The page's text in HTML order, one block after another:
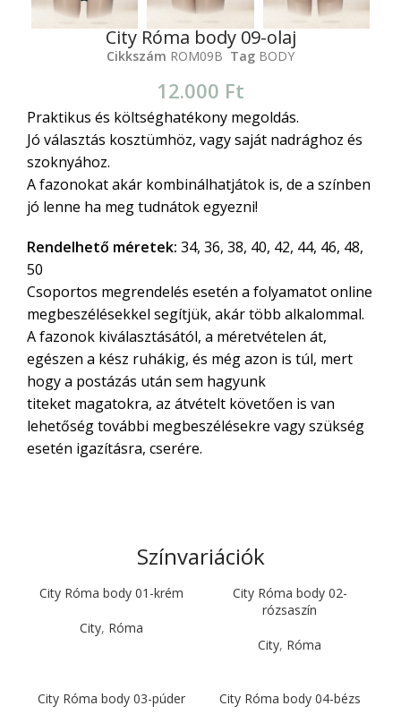
City Róma body 09-olaj
Cikkszám ROM09B Tag BODY
12.000 Ft
Praktikus és költséghatékony megoldás.
Jó választás kosztümhöz, vagy saját nadrághoz és
szoknyához.
A fazonokat akár kombinálhatjátok is, de a színben
jó lenne ha meg tudnátok egyezni!
Rendelhető méretek: 34, 36, 38, 40, 42, 44, 46, 48,
50
Csoportos megrendelés esetén a folyamatot online
megbeszélésekkel segítjük, akár több alkalommal.
A fazonok kiválasztásától, a méretvételen át,
egészen a kész ruhákig, és még azon is túl, mert
hogy a postázás után sem hagyunk
titeket magatokra, az átvételt követően is van
lehetőség további megbeszélésekre vagy szükség
esetén igazításra, cserére.
Színvariációk
City Róma body 01-krém
City, Róma
City Róma body 02-
rózsaszín
City, Róma
City Róma body 03-púder City Róma body 04-bézs